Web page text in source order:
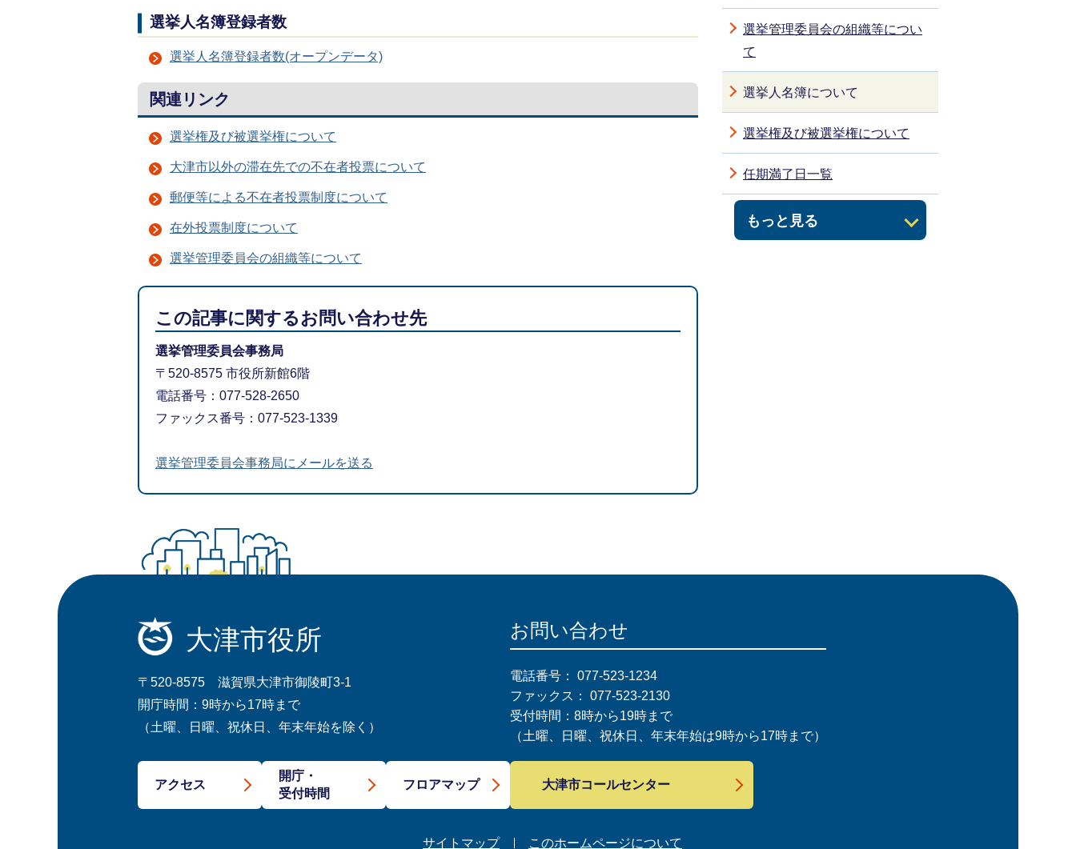
選挙人名簿登録者数
選挙人名簿登録者数(オープンデータ)
関連リンク
選挙権及び被選挙権について
大津市以外の滞在先での不在者投票について
郵便等による不在者投票制度について
在外投票制度について
選挙管理委員会の組織等について
この記事に関するお問い合わせ先
選挙管理委員会事務局
〒520-8575 市役所新館6階
電話番号：077-528-2650
ファックス番号：077-523-1339
選挙管理委員会事務局にメールを送る
選挙管理委員会の組織等につい
て
選挙人名簿について
もっと見る
選挙権及び被選挙権について
任期満了日一覧
大津市役所
〒520-8575 滋賀県大津市御陵町3-1
開庁時間：9時から17時まで
（土曜、日曜、祝休日、年末年始を除く）
アクセス
開庁・
受付時間
フロアマップ
お問い合わせ
電話番号： 077-523-1234
ファックス： 077-523-2130
受付時間：8時から19時まで
（土曜、日曜、祝休日、年末年始は9時から17時まで）
大津市コールセンター
サイトマップ このホームページについて